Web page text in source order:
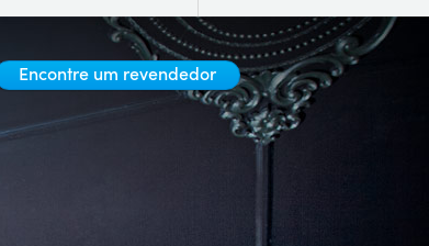
Encontre um revendedor